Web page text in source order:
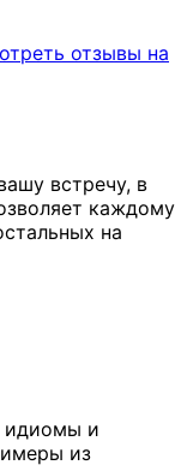
отзывы на
встречу, в
каждому
на
идиомы и
из